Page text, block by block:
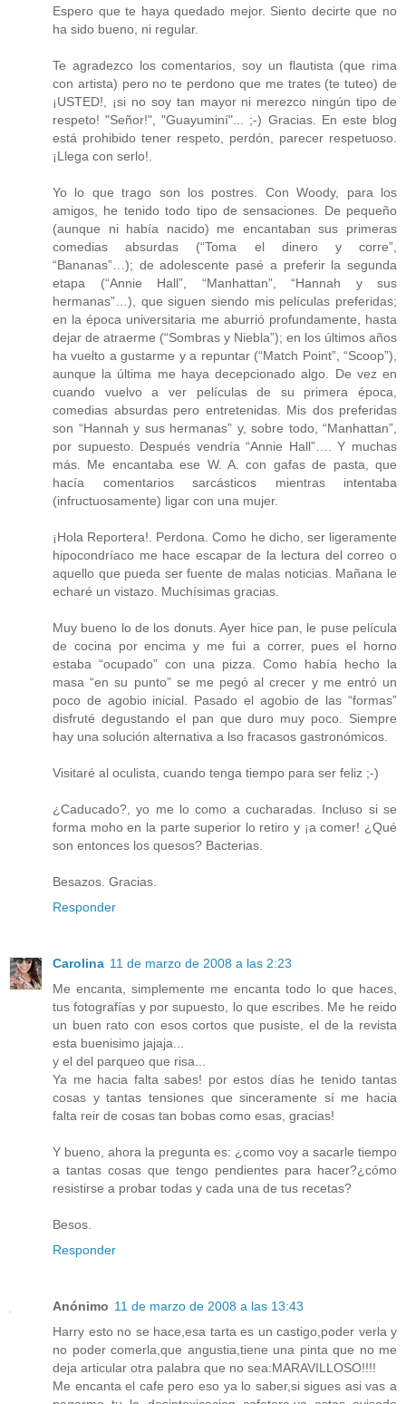
Espero que te haya quedado mejor. Siento decirte que no
ha sido bueno, ni regular.
Te agradezco los comentarios, soy un flautista (que rima
con artista) pero no te perdono que me trates (te tuteo) de
¡USTED!, ¡si no soy tan mayor ni merezco ningún tipo de
respeto! "Señor!", "Guayuminí"... ;-) Gracias. En este blog
está prohibido tener respeto, perdón, parecer respetuoso.
¡Llega con serlo!.
Yo lo que trago son los postres. Con Woody, para los
amigos, he tenido todo tipo de sensaciones. De pequeño
(aunque ni había nacido) me encantaban sus primeras
comedias absurdas (“Toma el dinero y corre”,
“Bananas”…); de adolescente pasé a preferir la segunda
etapa (“Annie Hall”, “Manhattan”, “Hannah y sus
hermanas”…), que siguen siendo mis películas preferidas;
en la época universitaria me aburrió profundamente, hasta
dejar de atraerme (“Sombras y Niebla”); en los últimos años
ha vuelto a gustarme y a repuntar (“Match Point”, “Scoop”),
aunque la última me haya decepcionado algo. De vez en
cuando vuelvo a ver películas de su primera época,
comedias absurdas pero entretenidas. Mis dos preferidas
son “Hannah y sus hermanas” y, sobre todo, “Manhattan”,
por supuesto. Después vendría “Annie Hall”…. Y muchas
más. Me encantaba ese W. A. con gafas de pasta, que
hacía comentarios sarcásticos mientras intentaba
(infructuosamente) ligar con una mujer.
¡Hola Reportera!. Perdona. Como he dicho, ser ligeramente
hipocondríaco me hace escapar de la lectura del correo o
aquello que pueda ser fuente de malas noticias. Mañana le
echaré un vistazo. Muchísimas gracias.
Muy bueno lo de los donuts. Ayer hice pan, le puse película
de cocina por encima y me fui a correr, pues el horno
estaba “ocupado” con una pizza. Como había hecho la
masa “en su punto” se me pegó al crecer y me entró un
poco de agobio inicial. Pasado el agobio de las “formas”
disfruté degustando el pan que duro muy poco. Siempre
hay una solución alternativa a lso fracasos gastronómicos.
Visitaré al oculista, cuando tenga tiempo para ser feliz ;-)
¿Caducado?, yo me lo como a cucharadas. Incluso si se
forma moho en la parte superior lo retiro y ¡a comer! ¿Qué
son entonces los quesos? Bacterias.
Besazos. Gracias.
Responder
Carolina 11 de marzo de 2008 a las 2:23
Me encanta, simplemente me encanta todo lo que haces,
tus fotografías y por supuesto, lo que escribes. Me he reido
un buen rato con esos cortos que pusiste, el de la revista
esta buenisimo jajaja...
y el del parqueo que risa...
Ya me hacia falta sabes! por estos días he tenido tantas
cosas y tantas tensiones que sinceramente sí me hacia
falta reir de cosas tan bobas como esas, gracias!
Y bueno, ahora la pregunta es: ¿como voy a sacarle tiempo
a tantas cosas que tengo pendientes para hacer?¿cómo
resistirse a probar todas y cada una de tus recetas?
Besos.
Responder
Anónimo 11 de marzo de 2008 a las 13:43
Harry esto no se hace,esa tarta es un castigo,poder verla y
no poder comerla,que angustia,tiene una pinta que no me
deja articular otra palabra que no sea:MARAVILLOSO!!!!
Me encanta el cafe pero eso ya lo saber,si sigues asi vas a